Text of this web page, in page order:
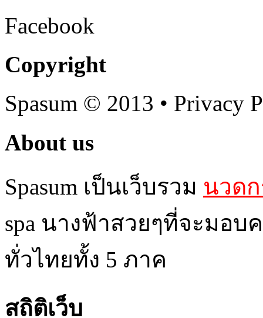
Facebook
Copyright
Spasum © 2013 • Privacy
About us
Spasum เป็นเว็บรวม นวด
spa นางฟ้าสวยๆที่จะมอ
ทั่วไทยทั้ง 5 ภาค
สถิติเว็บ